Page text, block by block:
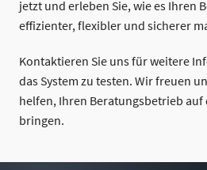
jetzt und erleben Sie, wie es Ihren
effizienter, flexibler und sicherer
Kontaktieren Sie uns für weitere
das System zu testen. Wir freuen
helfen, Ihren Beratungsbetrieb auf
bringen.